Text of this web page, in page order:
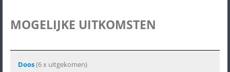
MOGELIJKE UITKOMSTEN
Doos(6 x uitgekomen)